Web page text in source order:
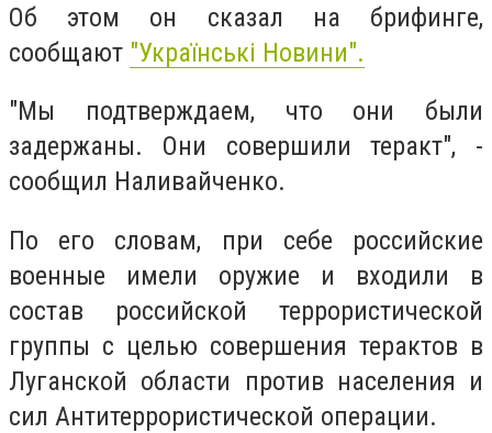
Об этом он сказал на брифинге,
сообщают "Українські Новини".
"Мы подтверждаем, что они были
задержаны. Они совершили теракт", -
сообщил Наливайченко.
По его словам, при себе российские
военные имели оружие и входили в
состав российской террористической
группы с целью совершения терактов в
Луганской области против населения и
сил Антитеррористической операции.